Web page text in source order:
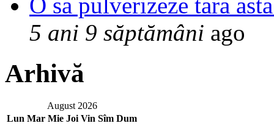
O sa pulverizeze tara
5 ani 9 săptămâni ago
Arhivă
August 2026
Lun Mar Mie Joi Vin Sîm Dum